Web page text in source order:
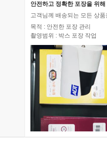
안전하고 정확한 포장을 위
고객님께 배송되는 모든 상
목적 : 안전한 포장 관리
촬영범위 : 박스 포장 작업